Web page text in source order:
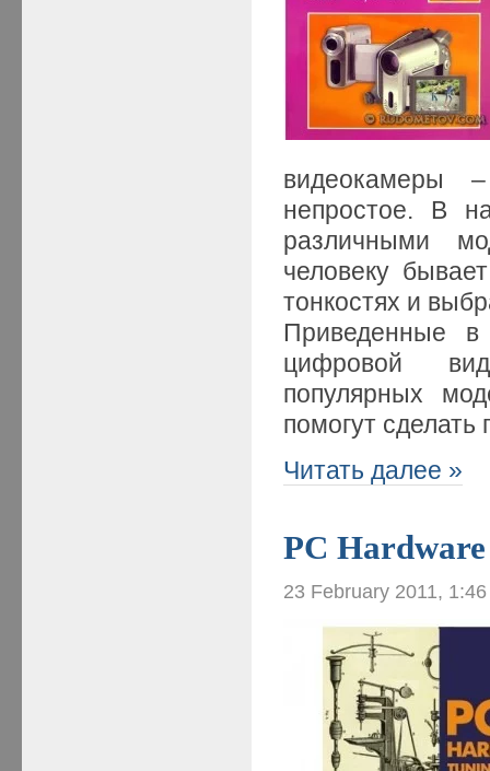
видеокамеры
непростое. В
различными
человеку
тонкостях и
Приведенные в
цифровой
популярных
помогут
Читать далее »
PC
23 February 2011,